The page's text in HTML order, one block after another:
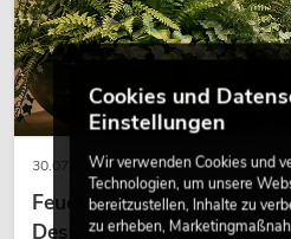
30.07.2026
Feuerhemmende
Design perfekt kombiniert
Cookies und
Einstellungen
Wir verwenden Cookies und
Technologien, um unsere
bereitzustellen, Inhalte zu
zu erheben,